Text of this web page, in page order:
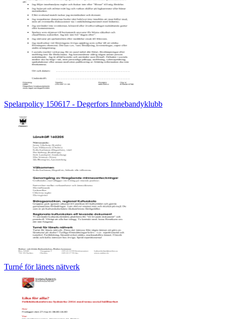
Spelarpolicy 150617 - Degerfors Innebandyklubb
Turné för länets nätverk